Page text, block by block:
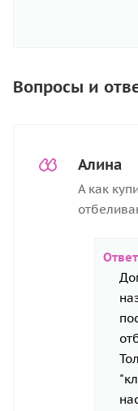
Вопросы и
Алина
А как